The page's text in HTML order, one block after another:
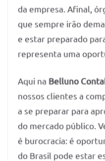
da empresa. Afinal,
que sempre irão
e estar preparado
representa uma
Aqui na Belluno
nossos clientes a
a se preparar para
do mercado público.
é burocracia: é
do Brasil pode estar